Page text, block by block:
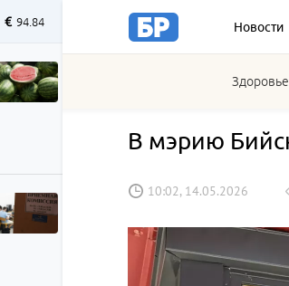
Новости
Здоровье
94.84
В мэрию
10:02, 14.05.2026